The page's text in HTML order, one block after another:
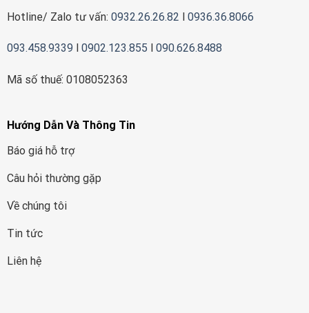
Hotline/ Zalo tư vấn: 0932.26.26.82 l 0936.36.8066
093.458.9339 0902.123.855 090.626.8488
Mã số thuế: 0108052363
Hướng Dẫn Và Thông Tin
Báo giá hỗ trợ
Câu hỏi thường gặp
Về chúng tôi
Tin tức
Liên hệ